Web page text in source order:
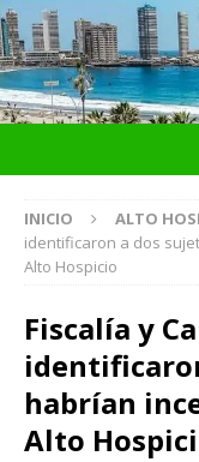
INICIO ALTO
identificaron a dos
Alto Hospicio
Fiscalía y
habrían
Alto